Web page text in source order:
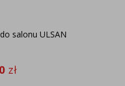
salonu ULSAN
zł